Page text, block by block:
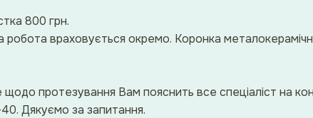
800 грн.
враховується окремо. Коронка
протезування Вам пояснить все спеціаліст на
Дякуємо за запитання.